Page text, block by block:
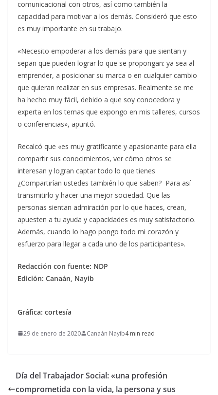
comunicacional con otros, así como también la
capacidad para motivar a los demás. Consideró que esto
es muy importante en su trabajo.
«Necesito empoderar a los demás para que sientan y
sepan que pueden lograr lo que se propongan: ya sea al
emprender, a posicionar su marca o en cualquier cambio
que quieran realizar en sus empresas. Realmente se me
ha hecho muy fácil, debido a que soy conocedora y
experta en los temas que expongo en mis talleres, cursos
o conferencias», apuntó.
Recalcó que «es muy gratificante y apasionante para ella
compartir sus conocimientos, ver cómo otros se
interesan y logran captar todo lo que tienes
¿Compartirían ustedes también lo que saben? Para así
transmitirlo y hacer una mejor sociedad. Que las
personas sientan admiración por lo que haces, crean,
apuesten a tu ayuda y capacidades es muy satisfactorio.
Además, cuando lo hago pongo todo mi corazón y
esfuerzo para llegar a cada uno de los participantes».
Redacción con fuente: NDP
Edición: Canaán, Nayib
Gráfica: cortesía
29 de enero de 2020 Canaán Nayib4 min read
Día del Trabajador Social: «una profesión
comprometida con la vida, la persona y sus